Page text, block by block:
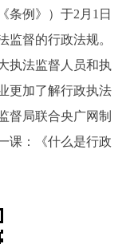
投资项目
例》）于2月1日
监督的行政法规。
执法监督人员和执
更加了解行政执法
督局联合央广网制
课：《什么是行政